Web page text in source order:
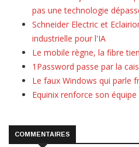
pas une technologie
Schneider Electric et
industrielle pour l'IA
Le mobile règne, la fibre
1Password passe par la
Le faux Windows qui parle
Equinix renforce son
COMMENTAIRES